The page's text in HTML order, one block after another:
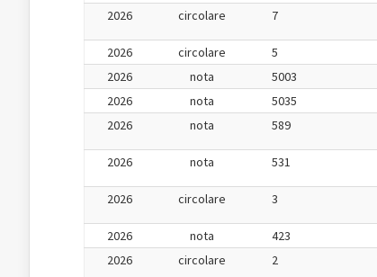
2026 circolare 7
2026
circolare 5
2026
nota 5003
2026
nota 5035
2026
nota 589
2026
nota 531
2026
circolare 3
2026
nota 423
2026
circolare 2